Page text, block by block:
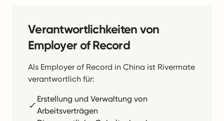
Verantwortlichkeiten von
Employer of Record
Als Employer of Record in China ist Rivermate
verantwortlich für:
Erstellung und Verwaltung von
Arbeitsverträgen